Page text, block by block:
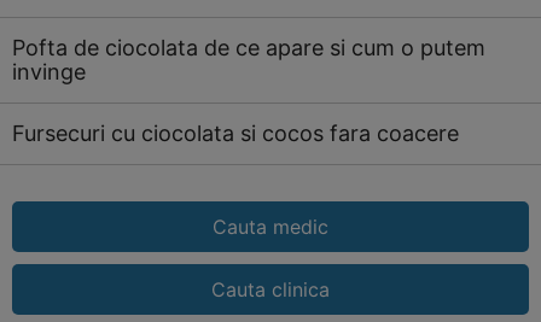
Pofta de ciocolata de ce apare si cum o putem
invinge
Fursecuri cu ciocolata si cocos fara coacere
Cauta medic
Cauta clinica